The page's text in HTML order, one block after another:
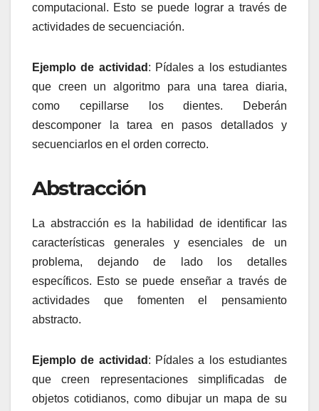
computacional. Esto se puede lograr a través de
actividades de secuenciación.
Ejemplo de actividad : Pídales a los estudiantes
que creen un algoritmo para una tarea diaria,
como cepillarse los dientes. Deberán
descomponer la tarea en pasos detallados y
secuenciarlos en el orden correcto.
Abstracción
La abstracción es la habilidad de identificar las
características generales y esenciales de un
problema, dejando de lado los detalles
específicos. Esto se puede enseñar a través de
actividades que fomenten el pensamiento
abstracto.
Ejemplo de actividad : Pídales a los estudiantes
que creen representaciones simplificadas de
objetos cotidianos, como dibujar un mapa de su